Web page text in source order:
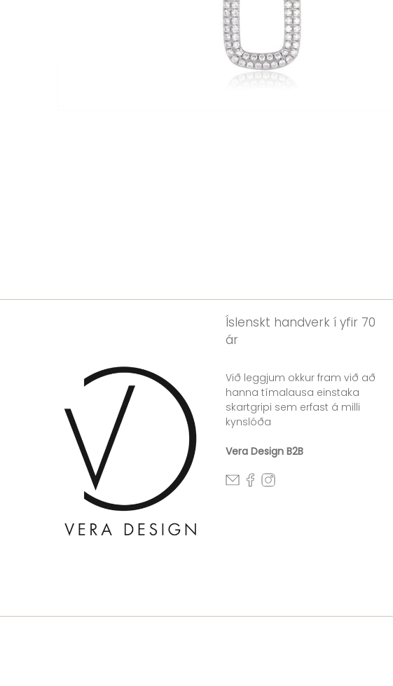
Íslenskt handverk í yfir 70
ár
Við leggjum okkur fram við að
hanna tímalausa einstaka
skartgripi sem erfast á milli
kynslóða
Vera Design B2B